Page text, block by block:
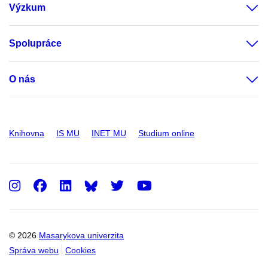
Výzkum
Spolupráce
O nás
Knihovna IS MU INET MU Studium online
© 2026 Masarykova univerzita
Správa webu
Cookies
Instagram
Facebook
LinkedInTwitter